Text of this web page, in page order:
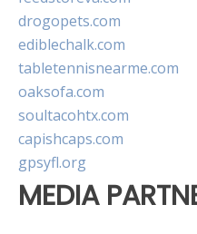
drogopets.com
ediblechalk.com
tabletennisnearme.com
oaksofa.com
soultacohtx.com
capishcaps.com
gpsyfl.org
MEDIA